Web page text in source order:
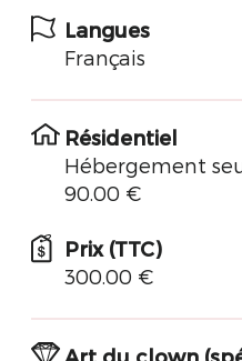
Langues
Français
Résidentiel
Hébergement
90.00 €
Prix (TTC)
300.00 €
Art du clown